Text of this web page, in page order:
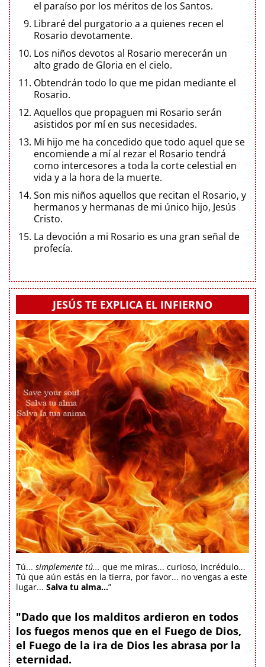
el paraíso por los méritos de los Santos.
Libraré del purgatorio a a quienes recen el
Rosario devotamente.
Los niños devotos al Rosario merecerán un
alto grado de Gloria en el cielo.
Obtendrán todo lo que me pidan mediante el
Rosario.
Aquellos que propaguen mi Rosario serán
asistidos por mí en sus necesidades.
Mi hijo me ha concedido que todo aquel que se
encomiende a mí al rezar el Rosario tendrá
como intercesores a toda la corte celestial en
vida y a la hora de la muerte.
Son mis niños aquellos que recitan el Rosario, y
hermanos y hermanas de mi único hijo, Jesús
Cristo.
La devoción a mi Rosario es una gran señal de
profecía.
JESÚS TE EXPLICA EL INFIERNO
Tú... simplemente tú... que me miras... curioso, incrédulo...
Tú que aún estás en la tierra, por favor... no vengas a este
lugar... Salva tu alma...”
"Dado que los malditos ardieron en todos
los fuegos menos que en el Fuego de Dios,
el Fuego de la ira de Dios les abrasa por la
eternidad.